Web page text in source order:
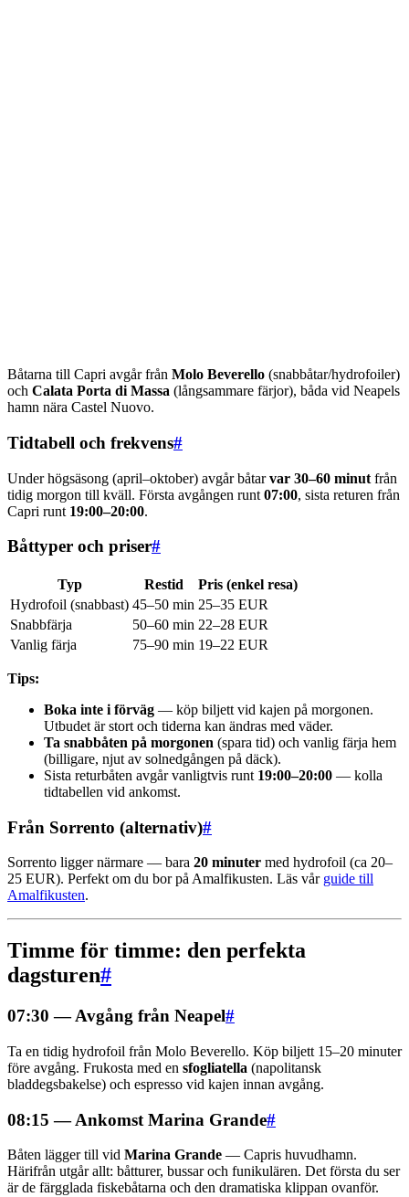
Båtarna till Capri avgår från Molo Beverello (snabbåtar/hydrofoiler)
och Calata Porta di Massa (långsammare färjor), båda vid Neapels
hamn nära Castel Nuovo.
Tidtabell och frekvens#
Under högsäsong (april–oktober) avgår båtarvar 30–60 minut från
tidig morgon till kväll. Första avgången runt 07:00, sista returen från
Capri runt 19:00–20:00.
Båttyper och priser#
Typ Restid
Pris (enkel resa)
Hydrofoil (snabbast) 45–50 min 25–35 EUR
Snabbfärja
50–60 min 22–28 EUR
Vanlig färja
75–90 min 19–22 EUR
Tips:
Boka inte i förväg — köp biljett vid kajen på morgonen.
Utbudet är stort och tiderna kan ändras med väder.
Ta snabbåten på morgonen (spara tid) och vanlig färja hem
(billigare, njut av solnedgången på däck).
Sista returbåten avgår vanligtvis runt 19:00–20:00 — kolla
tidtabellen vid ankomst.
Från Sorrento (alternativ)#
Sorrento ligger närmare — bara 20 minuter med hydrofoil (ca 20–
25 EUR). Perfekt om du bor på Amalfikusten. Läs vår guide till
Amalfikusten.
Timme för timme: den perfekta
dagsturen#
07:30 — Avgång från Neapel#
Ta en tidig hydrofoil från Molo Beverello. Köp biljett 15–20 minuter
före avgång. Frukosta med en sfogliatella (napolitansk
bladdegsbakelse) och espresso vid kajen innan avgång.
08:15 — Ankomst Marina Grande#
Båten lägger till vid Marina Grande — Capris huvudhamn.
Härifrån utgår allt: båtturer, bussar och funikulären. Det första du ser
är de färgglada fiskebåtarna och den dramatiska klippan ovanför.